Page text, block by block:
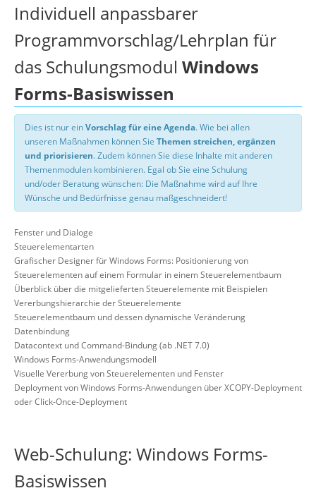
Individuell anpassbarer
Programmvorschlag/Lehrplan für
das Schulungsmodul Windows
Forms-Basiswissen
Dies ist nur einVorschlag für eine Agenda. Wie bei allen
unseren Maßnahmen können Sie Themen streichen, ergänzen
und priorisieren. Zudem können Sie diese Inhalte mit anderen
Themenmodulen kombinieren. Egal ob Sie eine Schulung
und/oder Beratung wünschen: Die Maßnahme wird auf Ihre
Wünsche und Bedürfnisse genau maßgeschneidert!
Fenster und Dialoge
Steuerelementarten
Grafischer Designer für Windows Forms: Positionierung von
Steuerelementen auf einem Formular in einem Steuerelementbaum
Überblick über die mitgelieferten Steuerelemente mit Beispielen
Vererbungshierarchie der Steuerelemente
Steuerelementbaum und dessen dynamische Veränderung
Datenbindung
Datacontext und Command-Bindung (ab .NET 7.0)
Windows Forms-Anwendungsmodell
Visuelle Vererbung von Steuerelementen und Fenster
Deployment von Windows Forms-Anwendungen über XCOPY-Deployment
oder Click-Once-Deployment
Web-Schulung: Windows Forms-
Basiswissen